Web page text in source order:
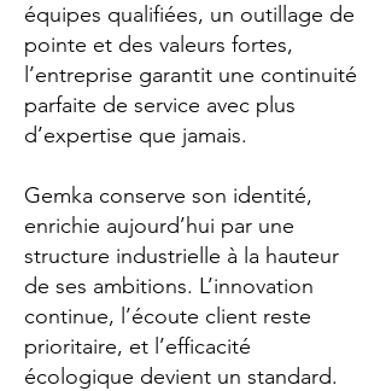
équipes qualifiées, un outillage de
pointe et des valeurs fortes,
l’entreprise garantit une continuité
parfaite de service avec plus
d’expertise que jamais.
Gemka conserve son identité,
enrichie aujourd’hui par une
structure industrielle à la hauteur
de ses ambitions. L’innovation
continue, l’écoute client reste
prioritaire, et l’efficacité
écologique devient un standard.